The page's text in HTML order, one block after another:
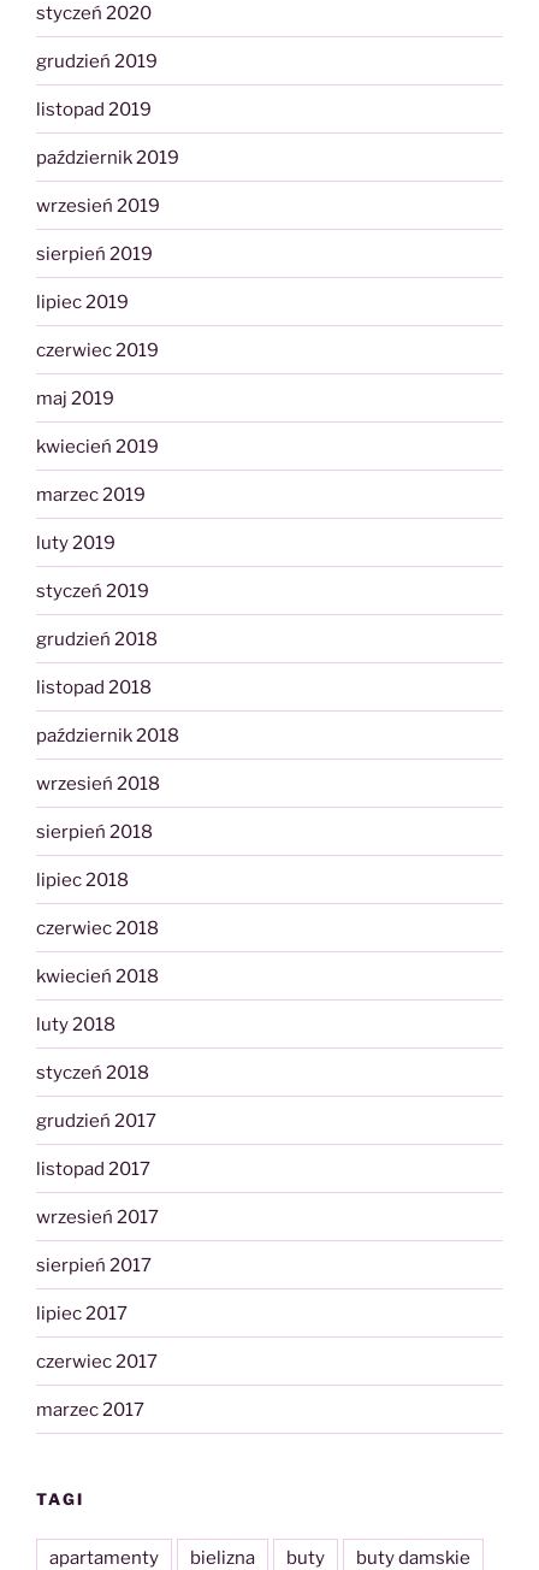
styczeń 2020
grudzień 2019
listopad 2019
październik 2019
wrzesień 2019
sierpień 2019
lipiec 2019
czerwiec 2019
maj 2019
kwiecień 2019
marzec 2019
luty 2019
styczeń 2019
grudzień 2018
listopad 2018
październik 2018
wrzesień 2018
sierpień 2018
lipiec 2018
czerwiec 2018
kwiecień 2018
luty 2018
styczeń 2018
grudzień 2017
listopad 2017
wrzesień 2017
sierpień 2017
lipiec 2017
czerwiec 2017
marzec 2017
TAGI
apartamenty bielizna buty buty damskie